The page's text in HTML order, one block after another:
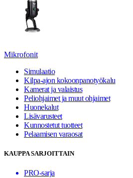
Mikrofonit
Simulaatio
Kilpa-ajon kokoonpanotyökalu
Kamerat ja valaistus
Peliohjaimet ja muut ohjaimet
Huonekalut
Lisävarusteet
Kunnostetut tuotteet
Pelaamisen varaosat
KAUPPA SARJOITTAIN
PRO-sarja